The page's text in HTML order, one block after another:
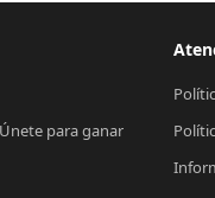
para ganar